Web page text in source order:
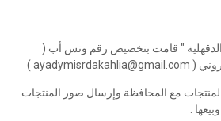
الدقهلية " قامت بتخصيص رقم وتس أب (
مع المحافظة وإرسال صور المنتجات
.